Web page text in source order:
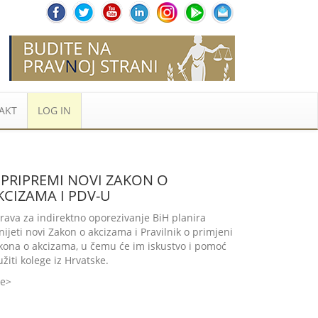
LOG IN
NOVI ZAKON O
I PDV-U
za indirektno oporezivanje BiH planira
novi Zakon o akcizama i Pravilnik o primjeni
o akcizama, u čemu će im iskustvo i pomoć
kolege iz Hrvatske.